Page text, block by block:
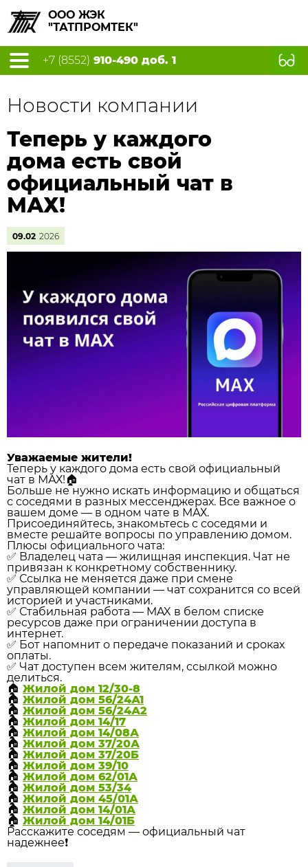
ООО ЖЭК
"ТАТПРОМТЕК"
+7 (8552) 910-490 доб. 1
Новости компании
Теперь у каждого
дома есть свой
официальный чат в
МАХ!
09.02 2026
Уважаемые жители!
Теперь у каждого дома есть свой официальный
чат в МАХ!🏠
Больше не нужно искать информацию и общаться
с соседями в разных мессенджерах. Все важное о
вашем доме — в одном чате в МАХ.
Присоединяйтесь, знакомьтесь с соседями и
вместе решайте вопросы по управлению домом.
Плюсы официального чата:
✅ Владелец чата — жилищная инспекция. Чат не
привязан к конкретному собственнику.
✅ Ссылка не меняется даже при смене
управляющей компании — чат сохранится со всей
историей и участниками.
✅ Стабильная работа — MAX в белом списке
ресурсов даже при ограничении доступа в
интернет.
✅ Бот напомнит о передаче показаний и сроках
оплаты.
✅ Чат доступен всем жителям, ссылкой можно
делиться.
🏠 Жилой дом 12/30-8
🏠 Жилой дом 56/24А1
🏠 Жилой дом 56/24А2
🏠 Жилой дом 14/17
🏠 Жилой дом 14/08А
🏠 Жилой дом 37/20А
🏠 Жилой дом 37/20Б
🏠 Жилой дом 39/10
🏠 Жилой дом 62/01А
🏠 Жилой дом 53/34
🏠 Жилой дом 45/01А
🏠 Жилой дом 14/01А
🏠 Жилой дом 14/01Б
Расскажите соседям — официальный чат
надежнее❗